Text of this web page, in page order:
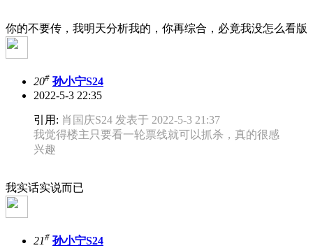
你的不要传，我明天分析我的，你再综合，必竟我没怎么看版
20# 孙小宁S24
2022-5-3 22:35
引用: 肖国庆S24 发表于 2022-5-3 21:37
我觉得楼主只要看一轮票线就可以抓杀，真的很感
兴趣
我实话实说而已
21# 孙小宁S24